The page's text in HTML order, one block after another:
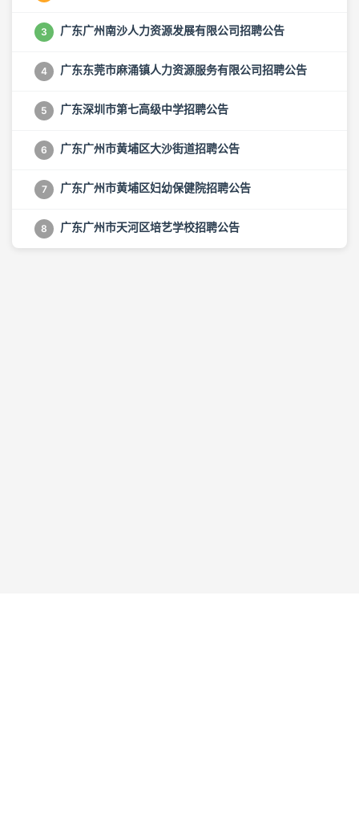
3 广东广州南沙人力资源发展有限公司招聘公告
4 广东东莞市麻涌镇人力资源服务有限公司招聘公告
5 广东深圳市第七高级中学招聘公告
6 广东广州市黄埔区大沙街道招聘公告
7 广东广州市黄埔区妇幼保健院招聘公告
8 广东广州市天河区培艺学校招聘公告